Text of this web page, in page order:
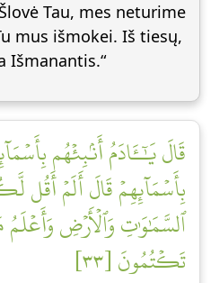
Tau, mes neturime
mus išmokei. Iš tiesų,
Išmanantis.“
قَالَ يَٰٓـَٔادَمُ أَنۢبِئۡهُم
بِأَسۡمَآئِهِمۡ قَالَ أَلَمۡ أَقُل
ٱلسَّمَٰوَٰتِ وَٱلۡأَرۡضِ وَأَعۡلَمُ
تَكۡتُمُونَ [٣٣]